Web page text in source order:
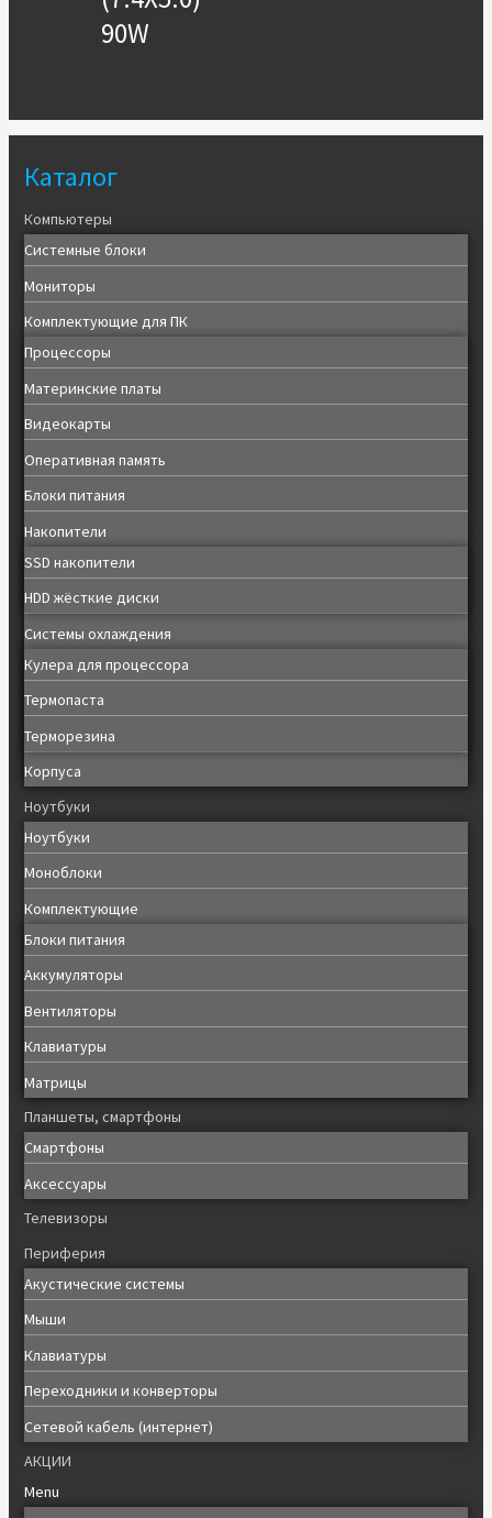
Каталог
Компьютеры
Системные блоки
Мониторы
Комплектующие для ПК
Процессоры
Материнские платы
Видеокарты
Оперативная память
Блоки питания
Накопители
SSD накопители
HDD жёсткие диски
Системы охлаждения
Кулера для процессора
Термопаста
Терморезина
Корпуса
Ноутбуки
Ноутбуки
Моноблоки
Комплектующие
Блоки питания
Аккумуляторы
Вентиляторы
Клавиатуры
Матрицы
Планшеты, смартфоны
Смартфоны
Аксессуары
Телевизоры
Периферия
Акустические системы
Мыши
Клавиатуры
Переходники и конверторы
Сетевой кабель (интернет)
АКЦИИ
Menu
90W